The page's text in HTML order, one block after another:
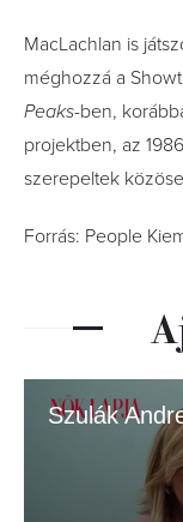
MacLachlan is
méghozzá a
Peaks-ben,
projektben, az
szerepeltek
Forrás: People
Szulák